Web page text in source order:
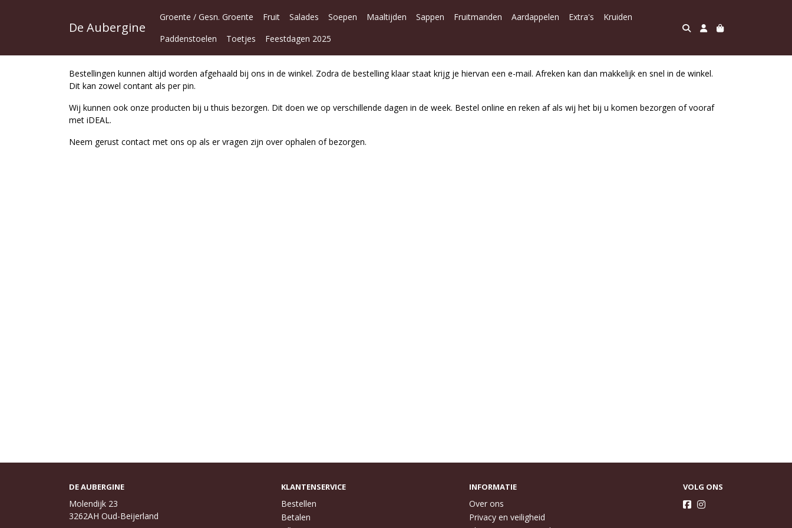
De Aubergine
Groente / Gesn. Groente Fruit Salades Soepen Maaltijden Sappen Fruitmanden Aardappelen Extra's
Kruiden
Paddenstoelen
Toetjes Feestdagen 2025
Bestellingen kunnen altijd worden afgehaald bij ons in de winkel. Zodra de bestelling klaar staat krijg je hiervan een e-mail. Afreken kan dan makkelijk en snel in de winkel.
Dit kan zowel contant als per pin.
Wij kunnen ook onze producten bij u thuis bezorgen. Dit doen we op verschillende dagen in de week. Bestel online en reken af als wij het bij u komen bezorgen of vooraf
met iDEAL.
Neem gerust contact met ons op als er vragen zijn over ophalen of bezorgen.
DE AUBERGINE
Molendijk 23
3262AH Oud-Beijerland
KLANTENSERVICE
Bestellen
Betalen
INFORMATIE
Over ons
Privacy en veiligheid
VOLG ONS